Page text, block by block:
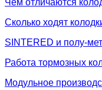
Чем отличаются
Сколько ходят
SINTERED и полу-
Работа тормозных
Модульное